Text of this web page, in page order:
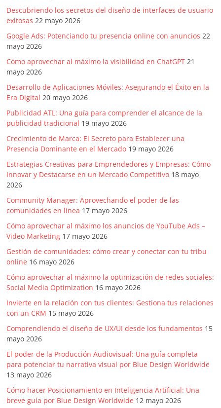
Descubriendo los secretos del diseño de interfaces de usuario
exitosas 22 mayo 2026
Google Ads: Potenciando tu presencia online con anuncios 22
mayo 2026
Cómo aprovechar al máximo la visibilidad en ChatGPT 21
mayo 2026
Desarrollo de Aplicaciones Móviles: Asegurando el Éxito en la
Era Digital 20 mayo 2026
Publicidad ATL: Una guía para comprender el alcance de la
publicidad tradicional 19 mayo 2026
Crecimiento de Marca: El Secreto para Establecer una
Presencia Dominante en el Mercado 19 mayo 2026
Estrategias Creativas para Emprendedores y Empresas: Cómo
Innovar y Destacarse en un Mercado Competitivo 18 mayo
2026
Community Manager: Aprovechando el poder de las
comunidades en línea 17 mayo 2026
Cómo aprovechar al máximo los anuncios de YouTube Ads –
Video Marketing 17 mayo 2026
Gestión de comunidades: cómo crear y conectar con tu tribu
online 16 mayo 2026
Cómo aprovechar al máximo la optimización de redes sociales:
Social Media Optimization 16 mayo 2026
Invierte en la relación con tus clientes: Gestiona tus relaciones
con un CRM 15 mayo 2026
Comprendiendo el diseño de UX/UI desde los fundamentos 15
mayo 2026
El poder de la Producción Audiovisual: Una guía completa
para potenciar tu narrativa visual por Blue Design Worldwide
13 mayo 2026
Cómo hacer Posicionamiento en Inteligencia Artificial: Una
breve guía por Blue Design Worldwide 12 mayo 2026